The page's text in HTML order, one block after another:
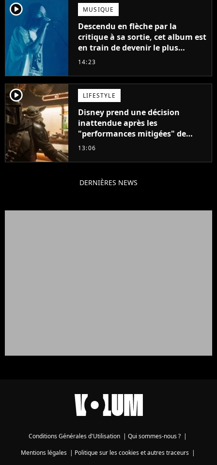
player2 MUSIQUE
Descendu en flèche par la
critique à sa sortie, cet album est
en train de devenir le plus
populaire de son auteur
14:23
player2 LIFESTYLE
Disney prend une décision
inattendue après les
"performances mitigées" de
Vaiana et The Mandalorian &
13:06
DERNIÈRES NEWS
Conditions Générales d'Utilisation | Qui sommes-nous ? |
Mentions légales| Politique sur les cookies et autres traceurs|